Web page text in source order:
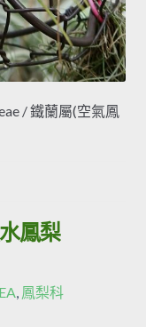
/ 鐵蘭屬(空氣鳳
鳳梨
, 鳳梨科